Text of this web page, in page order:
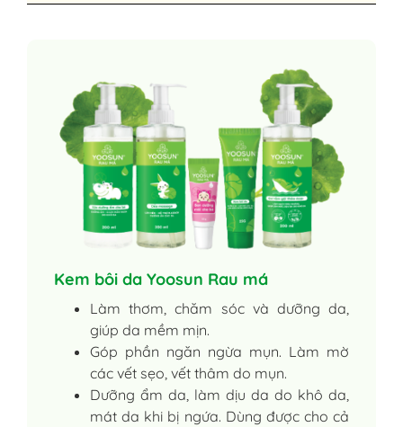
Kem bôi da Yoosun Rau má
Làm thơm, chăm sóc và dưỡng da,
giúp da mềm mịn.
Góp phần ngăn ngừa mụn. Làm mờ
các vết sẹo, vết thâm do mụn.
Dưỡng ẩm da, làm dịu da do khô da,
mát da khi bị ngứa. Dùng được cho cả